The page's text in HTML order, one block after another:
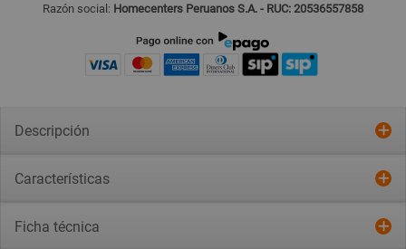
Razón social: Homecenters Peruanos S.A. - RUC: 20536557858
Descripción
Características
Ficha técnica